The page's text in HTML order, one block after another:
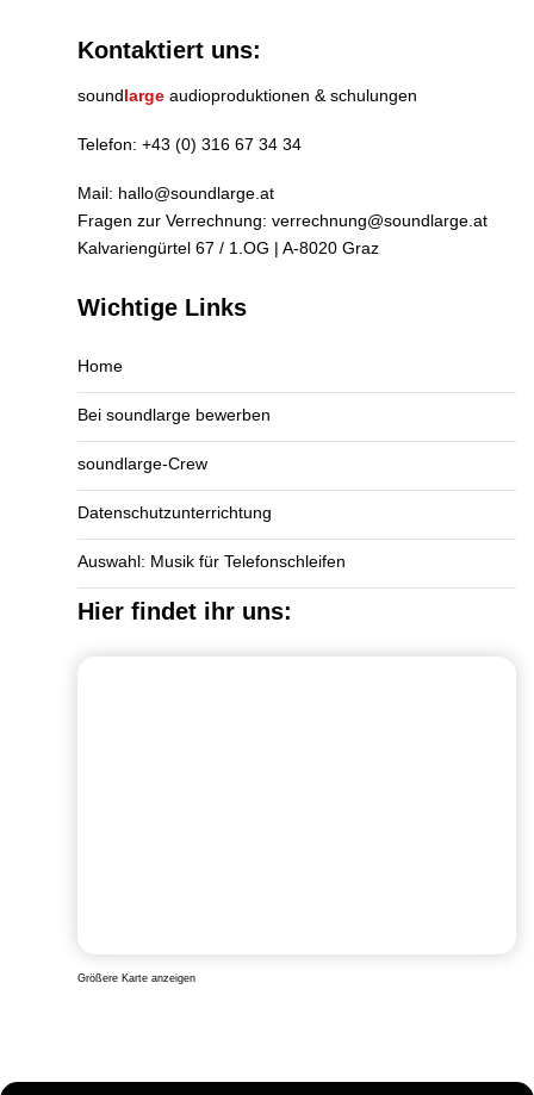
Kontaktiert uns:
soundlarge audioproduktionen & schulungen
Telefon: +43 (0) 316 67 34 34
Mail: hallo@soundlarge.at
Fragen zur Verrechnung: verrechnung@soundlarge.at
Kalvariengürtel 67 / 1.OG | A-8020 Graz
Wichtige Links
Home
Bei soundlarge bewerben
soundlarge-Crew
Datenschutzunterrichtung
Auswahl: Musik für Telefonschleifen
Hier findet ihr uns:
Größere Karte anzeigen